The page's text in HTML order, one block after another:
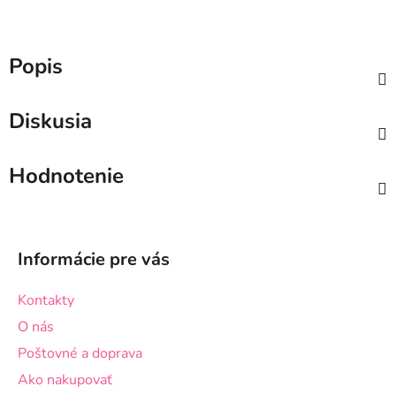
Popis
Diskusia
Hodnotenie
Informácie pre vás
Kontakty
O nás
Poštovné a doprava
Ako nakupovať